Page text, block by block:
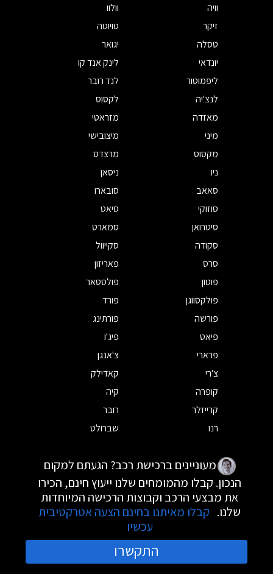
וויה
וולוו
זיקר
טויוטה
טסלה
יגואר
יונדאי
לינק אנד קו
ליפמוטור
לנד רובר
לנצ'יה
לקסוס
מאזדה
מזראטי
מיני
מיצובישי
מקסוס
מרצדס
ניו
ניסאן
סאאב
סובארו
סוזוקי
סיאט
סיטרואן
סמארט
סקודה
סקייוול
סרס
פאריזון
פוטון
פולסטאר
פולקסווגן
פורד
פורשה
פורתינג
פיאט
פיג'ו
פרארי
צ'אנגן
צ'רי
קאדילק
קופרה
קיה
קרייזלר
רובר
רנו
שברולט
מעוניינים ברכישת רכב? הגעתם למקום
הנכון. קבלו מהמומחים שלנו ייעוץ חינם, הכירו
את מבצעי הרכב וקבוצות הרכישה המיוחדות
שלנו. קבלו מאיתנו בחינם הצעה אטרקטיבית
עכשיו
התקשרו